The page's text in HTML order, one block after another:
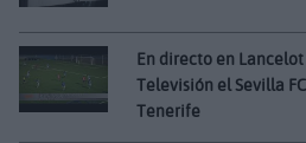
En directo en Lancelot
Televisión el Sevilla
Tenerife